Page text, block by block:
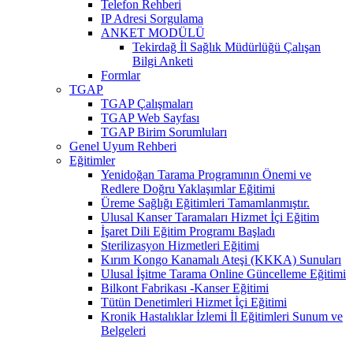
Telefon Rehberi
IP Adresi Sorgulama
ANKET MODÜLÜ
Tekirdağ İl Sağlık Müdürlüğü Çalışan
Bilgi Anketi
Formlar
TGAP
TGAP Çalışmaları
TGAP Web Sayfası
TGAP Birim Sorumluları
Genel Uyum Rehberi
Eğitimler
Yenidoğan Tarama Programının Önemi ve
Redlere Doğru Yaklaşımlar Eğitimi
Üreme Sağlığı Eğitimleri Tamamlanmıştır.
Ulusal Kanser Taramaları Hizmet İçi Eğitim
İşaret Dili Eğitim Programı Başladı
Sterilizasyon Hizmetleri Eğitimi
Kırım Kongo Kanamalı Ateşi (KKKA) Sunuları
Ulusal İşitme Tarama Online Güncelleme Eğitimi
Bilkont Fabrikası -Kanser Eğitimi
Tütün Denetimleri Hizmet İçi Eğitimi
Kronik Hastalıklar İzlemi İl Eğitimleri Sunum ve
Belgeleri